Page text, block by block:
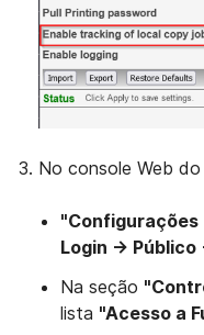
No console Web
Login → Público
Na seção
lista "Acesso a